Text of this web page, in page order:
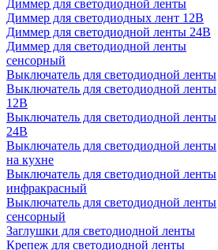
Диммер для светодиодной ленты
Диммер для светодиодных лент 12В
Диммер для светодиодной ленты 24В
Диммер для светодиодной ленты
сенсорный
Выключатель для светодиодной ленты
Выключатель для светодиодной ленты
12В
Выключатель для светодиодной ленты
24В
Выключатель для светодиодной ленты
на кухне
Выключатель для светодиодной ленты
инфракрасный
Выключатель для светодиодной ленты
сенсорный
Заглушки для светодиодной ленты
Крепеж для светодиодной ленты